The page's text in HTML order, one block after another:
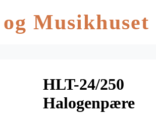
og Musikhuset
HLT-24/250
Halogenpære